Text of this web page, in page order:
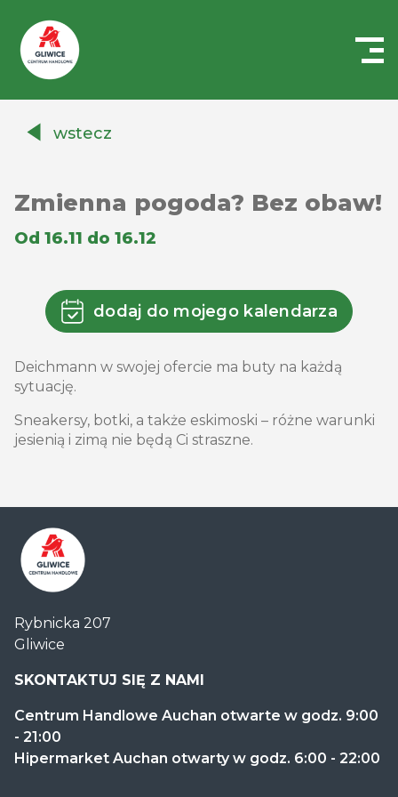
Auchanwstecz
Zmienna pogoda? Bez obaw!
Od 16.11 do 16.12
dodaj do mojego kalendarza
Deichmann w swojej ofercie ma buty na każdą
sytuację.
Sneakersy, botki, a także eskimoski – różne warunki
jesienią i zimą nie będą Ci straszne.
Handlowe
Auchan
Gliwice
Rybnicka 207
Gliwice
SKONTAKTUJ SIĘ Z NAMI
Centrum Handlowe Auchan otwarte w godz. 9:00
- 21:00
Hipermarket Auchan otwarty w godz. 6:00 - 22:00